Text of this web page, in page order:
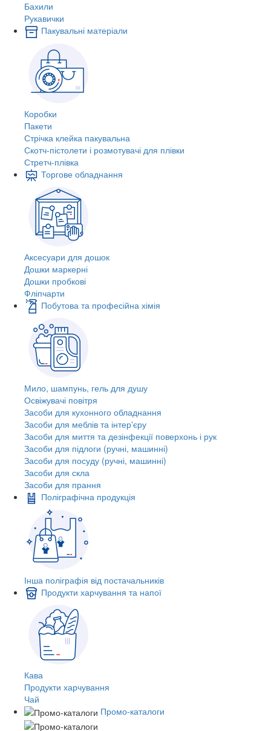
Бахили
Рукавички
Пакувальні матеріали
Коробки
Пакети
Стрічка клейка пакувальна
Скотч-пістолети і розмотувачі для плівки
Стретч-плівка
Торгове обладнання
Аксесуари для дошок
Дошки маркерні
Дошки пробкові
Фліпчарти
Побутова та професійна хімія
Мило, шампунь, гель для душу
Освіжувачі повітря
Засоби для кухонного обладнання
Засоби для меблів та інтер'єру
Засоби для миття та дезінфекції поверхонь і рук
Засоби для підлоги (ручні, машинні)
Засоби для посуду (ручні, машинні)
Засоби для скла
Засоби для прання
Поліграфічна продукція
Інша поліграфія від постачальників
Продукти харчування та напої
Кава
Продукти харчування
Чай
Промо-каталоги